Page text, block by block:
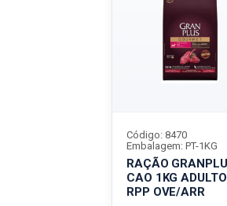
RAÇÃO
CAO 1KG ADULTO
RPP OVE/ARR
Código: 8470
Embalagem: PT-1KG